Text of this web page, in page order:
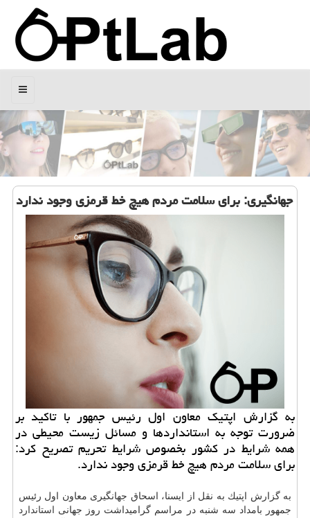
منو
جهانگیری: برای سلامت مردم هیچ خط قرمزی وجود ندارد
به گزارش اپتیك معاون اول رئیس جمهور با تاكید بر
ضرورت توجه به استانداردها و مسائل زیست محیطی در
همه شرایط در كشور بخصوص شرایط تحریم تصریح كرد:
برای سلامت مردم هیچ خط قرمزی وجود ندارد.
به گزارش اپتیك به نقل از ایسنا، اسحاق جهانگیری معاون اول رئیس
جمهور بامداد سه شنبه در مراسم گرامیداشت روز جهانی
استاندارد